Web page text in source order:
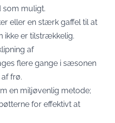
som muligt.
eller en stærk gaffel til at
ikke er tilstrækkelig.
af
flere gange i sæsonen
frø.
en miljøvenlig metode;
for effektivt at